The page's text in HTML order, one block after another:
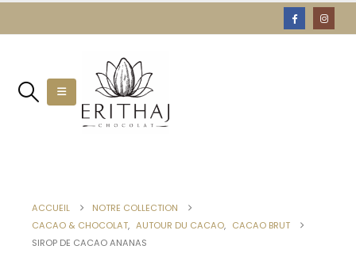
ACCUEIL
NOTRE COLLECTION
CACAO & CHOCOLAT, AUTOUR DU CACAO, CACAO BRUT
SIROP DE CACAO ANANAS